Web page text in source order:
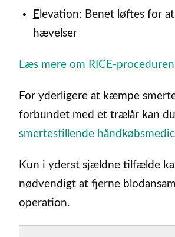
Elevation: Benet løftes for
hævelser
Læs mere om RICE-
For yderligere at kæmpe
forbundet med et trælår kan
smertestillende
Kun i yderst sjældne tilfælde
nødvendigt at fjerne
operation.